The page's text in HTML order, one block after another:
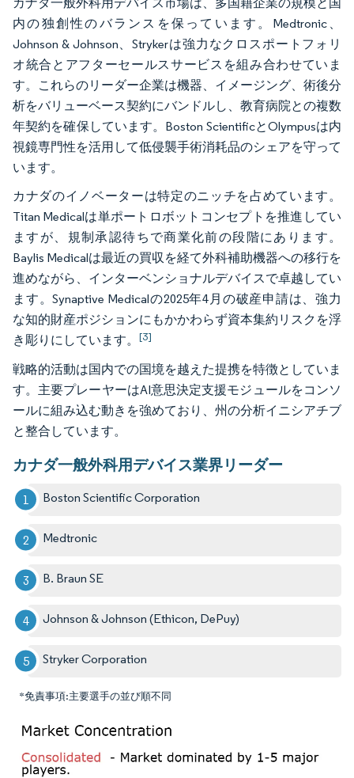
内の独創性のバランスを保っています。Medtronic、
Johnson & Johnson、Strykerは強力なクロスポートフォリ
オ統合とアフターセールスサービスを組み合わせていま
す。これらのリーダー企業は機器、イメージング、術後分
析をバリューベース契約にバンドルし、教育病院との複数
年契約を確保しています。Boston ScientificとOlympusは内
視鏡専門性を活用して低侵襲手術消耗品のシェアを守って
います。
カナダのイノベーターは特定のニッチを占めています。
Titan Medicalは単ポートロボットコンセプトを推進してい
ますが、規制承認待ちで商業化前の段階にあります。
Baylis Medicalは最近の買収を経て外科補助機器への移行を
進めながら、インターベンショナルデバイスで卓越してい
ます。Synaptive Medicalの2025年4月の破産申請は、強力
な知的財産ポジションにもかかわらず資本集約リスクを浮
き彫りにしています。 [3]
戦略的活動は国内での国境を越えた提携を特徴としていま
す。主要プレーヤーはAI意思決定支援モジュールをコンソ
ールに組み込む動きを強めており、州の分析イニシアチブ
と整合しています。
カナダ一般外科用デバイス業界リーダー
Boston Scientific Corporation
Medtronic
B. Braun SE
Johnson & Johnson (Ethicon, DePuy)
Stryker Corporation
*免責事項:主要選手の並び順不同